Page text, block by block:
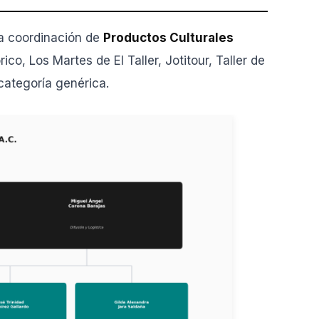
coordinación de Productos Culturales
Los Martes de El Taller, Jotitour, Taller de
genérica.